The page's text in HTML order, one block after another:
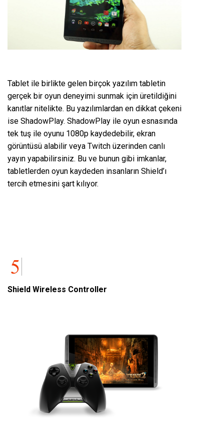
Tablet ile birlikte gelen birçok yazılım tabletin
gerçek bir oyun deneyimi sunmak için üretildiğini
kanıtlar nitelikte. Bu yazılımlardan en dikkat çekeni
ise ShadowPlay. ShadowPlay ile oyun esnasında
tek tuş ile oyunu 1080p kaydedebilir, ekran
görüntüsü alabilir veya Twitch üzerinden canlı
yayın yapabilirsiniz. Bu ve bunun gibi imkanlar,
tabletlerden oyun kaydeden insanların Shield’ı
tercih etmesini şart kılıyor.
Shield Wireless Controller